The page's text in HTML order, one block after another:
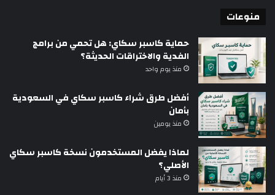
منوعات
حماية كاسبر سكاي: هل تحمي من برامج
الفدية والاختراقات الحديثة؟
منذ يوم واحد
أفضل طرق شراء كاسبر سكاي في السعودية
بأمان
منذ يومين
لماذا يفضل المستخدمون نسخة كاسبر سكاي
الأصلي؟
منذ 3 أيام